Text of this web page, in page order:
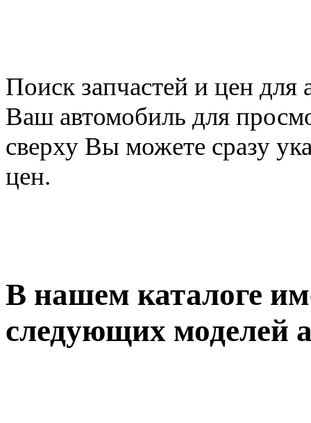
Поиск запчастей и цен для
Ваш автомобиль для
сверху Вы можете сразу
цен.
В нашем каталоге
следующих моделей